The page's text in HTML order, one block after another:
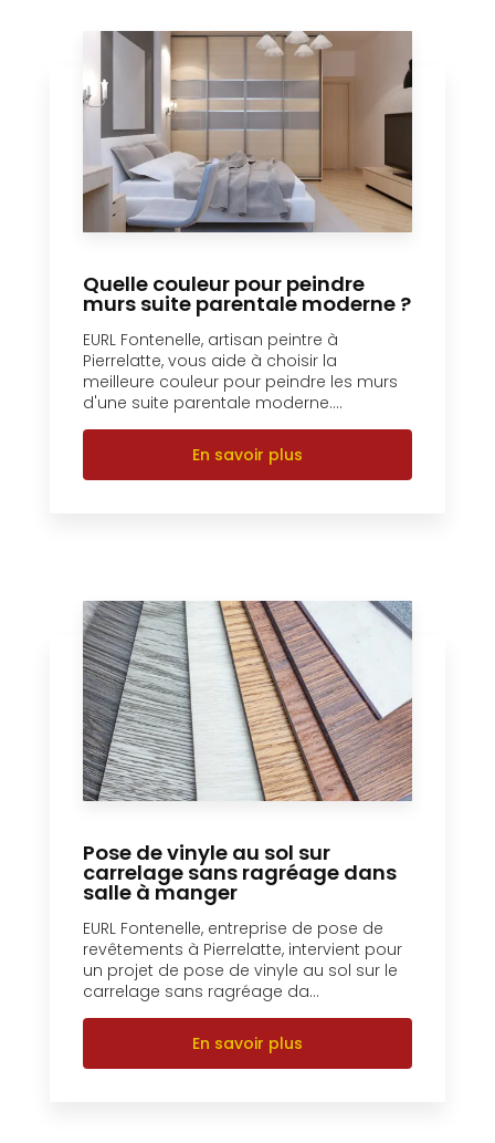
Quelle couleur pour peindre
murs suite parentale moderne ?
EURL Fontenelle, artisan peintre à
Pierrelatte, vous aide à choisir la
meilleure couleur pour peindre les murs
d'une suite parentale moderne....
En savoir plus
Pose de vinyle au sol sur
carrelage sans ragréage dans
salle à manger
EURL Fontenelle, entreprise de pose de
revêtements à Pierrelatte, intervient pour
un projet de pose de vinyle au sol sur le
carrelage sans ragréage da...
En savoir plus